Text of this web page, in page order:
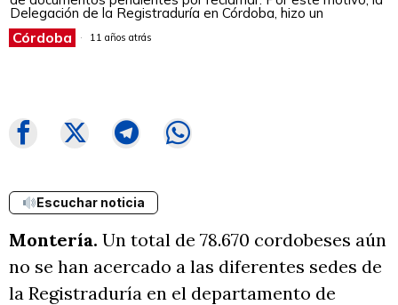
Delegación de la Registraduría en Córdoba, hizo un
Córdoba 11 años atrás
Escuchar noticia
Montería. Un total de 78.670 cordobeses aún
no se han acercado a las diferentes sedes de
la Registraduría en el departamento de